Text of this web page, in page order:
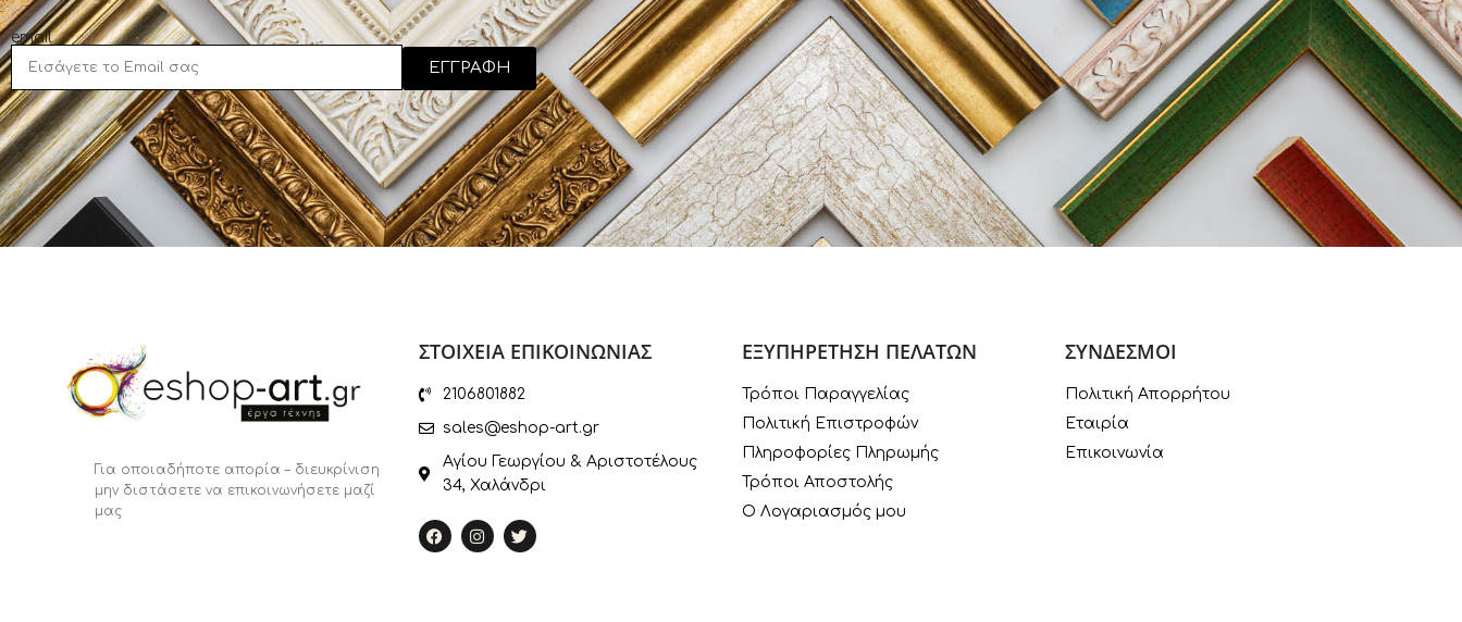
email
ΕΓΓΡΑΦΗ
Για οποιαδήποτε απορία – διευκρίνιση
μην διστάσετε να επικοινωνήσετε μαζί
μας
ΣΤΟΙΧΕΙΑ ΕΠΙΚΟΙΝΩΝΙΑΣ
2106801882
sales@eshop-art.gr
Αγίου Γεωργίου & Αριστοτέλους
34, Χαλάνδρι
ΕΞΥΠΗΡΕΤΗΣΗ ΠΕΛΑΤΩΝ
Τρόποι Παραγγελίας
Πολιτική Επιστροφών
Πληροφορίες Πληρωμής
Τρόποι Αποστολής
Ο Λογαριασμός μου
ΣΥΝΔΕΣΜΟΙ
Πολιτική Απορρήτου
Εταιρία
Επικοινωνία